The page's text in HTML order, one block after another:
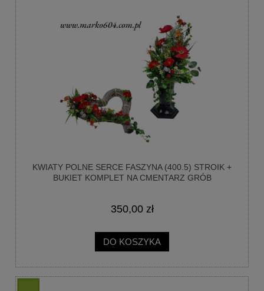
KWIATY POLNE SERCE FASZYNA (400.5) STROIK +
BUKIET KOMPLET NA CMENTARZ GRÓB
350,00 zł
DO KOSZYKA